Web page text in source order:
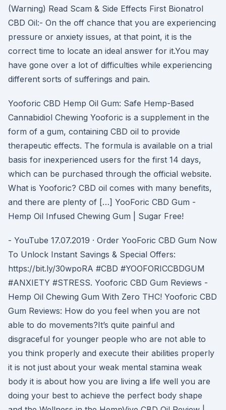
(Warning) Read Scam & Side Effects First Bionatrol
CBD Oil:- On the off chance that you are experiencing
pressure or anxiety issues, at that point, it is the
correct time to locate an ideal answer for it.You may
have gone over a lot of difficulties while experiencing
different sorts of sufferings and pain.
Yooforic CBD Hemp Oil Gum: Safe Hemp-Based
Cannabidiol Chewing Yooforic is a supplement in the
form of a gum, containing CBD oil to provide
therapeutic effects. The formula is available on a trial
basis for inexperienced users for the first 14 days,
which can be purchased through the official website.
What is Yooforic? CBD oil comes with many benefits,
and there are plenty of […] YooForic CBD Gum -
Hemp Oil Infused Chewing Gum | Sugar Free!
- YouTube 17.07.2019 · Order YooForic CBD Gum Now
To Unlock Instant Savings & Special Offers:
https://bit.ly/30wpoRA #CBD #YOOFORICCBDGUM
#ANXIETY #STRESS. Yooforic CBD Gum Reviews -
Hemp Oil Chewing Gum With Zero THC! Yooforic CBD
Gum Reviews: How do you feel when you are not
able to do movements?It’s quite painful and
disgraceful for younger people who are not able to
you think properly and execute their abilities properly
it is not just about your weak mental stamina weak
body it is about how you are living a life well you are
doing your best to achieve the perfect body shape